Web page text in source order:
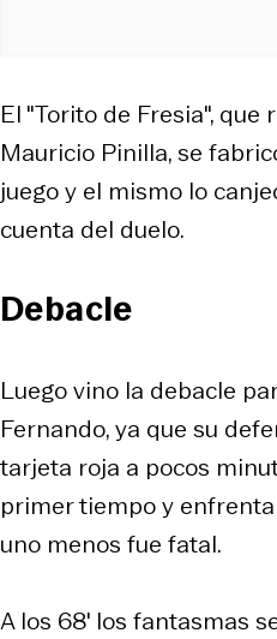
El "Torito de Fresia",
Mauricio Pinilla, se
juego y el mismo lo
cuenta del duelo.
Debacle
Luego vino la debacle
Fernando, ya que su
tarjeta roja a pocos
primer tiempo y
uno menos fue fatal.
A los 68' los fantasmas